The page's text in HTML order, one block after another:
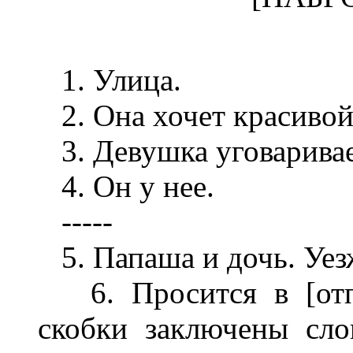
1. Улица.
2. Она хочет
3. Девушка
4. Он у нее.
-----
5. Папаша и дочь.
6. Просится в
скобки заключены